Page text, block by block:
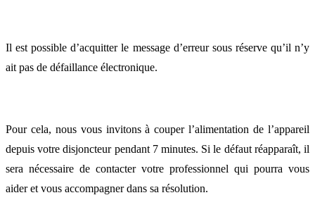
Il est possible d’acquitter le message d’erreur sous réserve qu’il n’y
ait pas de défaillance électronique.
Pour cela, nous vous invitons à couper l’alimentation de l’appareil
depuis votre disjoncteur pendant 7 minutes. Si le défaut réapparaît, il
sera nécessaire de contacter votre professionnel qui pourra vous
aider et vous accompagner dans sa résolution.